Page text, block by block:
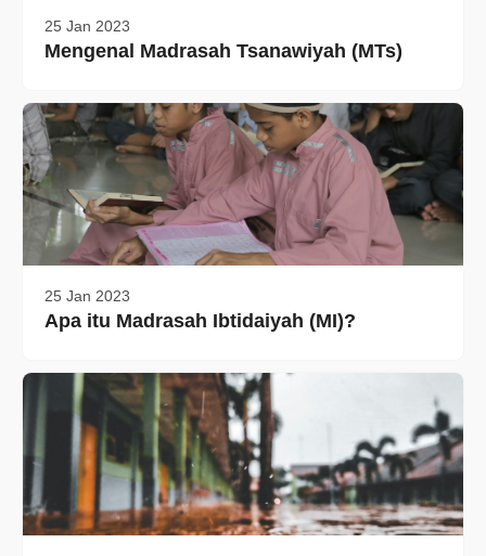
25 Jan 2023
Mengenal Madrasah Tsanawiyah (MTs)
25 Jan 2023
Apa itu Madrasah Ibtidaiyah (MI)?